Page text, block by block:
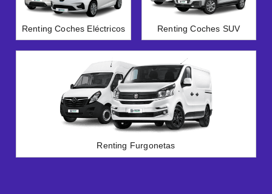
Renting Coches Eléctricos Renting Coches SUV
Renting Furgonetas